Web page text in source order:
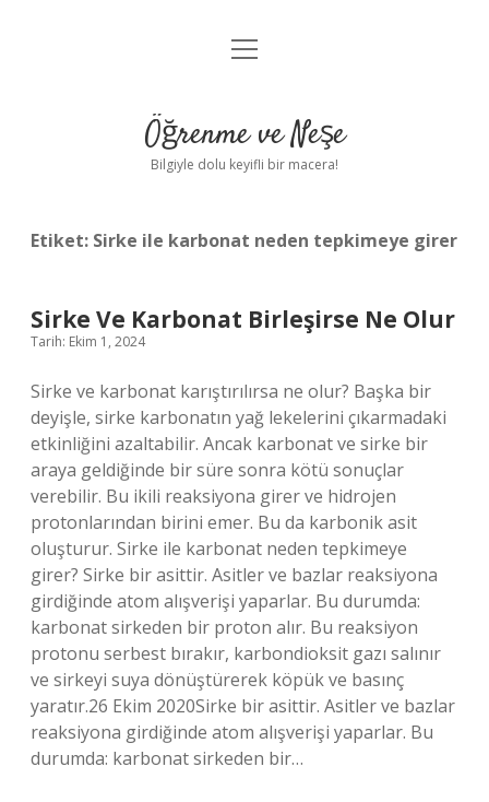
Anasayfa
Yasal Uyarı
menüyü
Öğrenme ve Neşe
Bilgiyle dolu keyifli bir macera!
Etiket: Sirke ile karbonat neden tepkimeye girer
Sirke Ve Karbonat Birleşirse Ne Olur
Tarih: Ekim 1, 2024
Sirke ve karbonat karıştırılırsa ne olur? Başka bir
deyişle, sirke karbonatın yağ lekelerini çıkarmadaki
etkinliğini azaltabilir. Ancak karbonat ve sirke bir
araya geldiğinde bir süre sonra kötü sonuçlar
verebilir. Bu ikili reaksiyona girer ve hidrojen
protonlarından birini emer. Bu da karbonik asit
oluşturur. Sirke ile karbonat neden tepkimeye
girer? Sirke bir asittir. Asitler ve bazlar reaksiyona
girdiğinde atom alışverişi yaparlar. Bu durumda:
karbonat sirkeden bir proton alır. Bu reaksiyon
protonu serbest bırakır, karbondioksit gazı salınır
ve sirkeyi suya dönüştürerek köpük ve basınç
yaratır.26 Ekim 2020Sirke bir asittir. Asitler ve bazlar
reaksiyona girdiğinde atom alışverişi yaparlar. Bu
durumda: karbonat sirkeden bir…